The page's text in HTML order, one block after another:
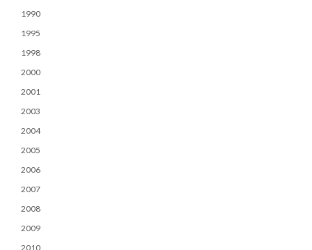
1990
1995
1998
2000
2001
2003
2004
2005
2006
2007
2008
2009
2010